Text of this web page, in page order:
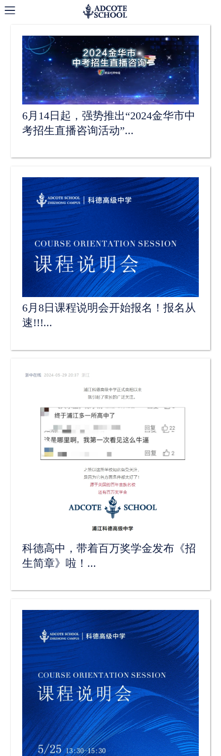
新闻与活动
6月14日起，强势推出“2024金华市中
考招生直播咨询活动”...
6月8日课程说明会开始报名！报名从
速!!!...
科德高中，带着百万奖学金发布《招
生简章》啦！...